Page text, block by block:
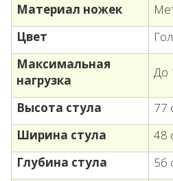
Материал ножек
Цвет
Максимальная
нагрузка
До
Высота стула
77
Ширина стула
48
Глубина стула
56